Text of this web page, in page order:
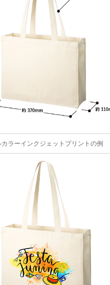
カラーインクジェットプリントの例